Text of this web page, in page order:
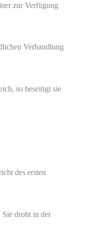
zur Verfügung
Verhandlung
so beseitigt sie
des ersten
Sie droht in der